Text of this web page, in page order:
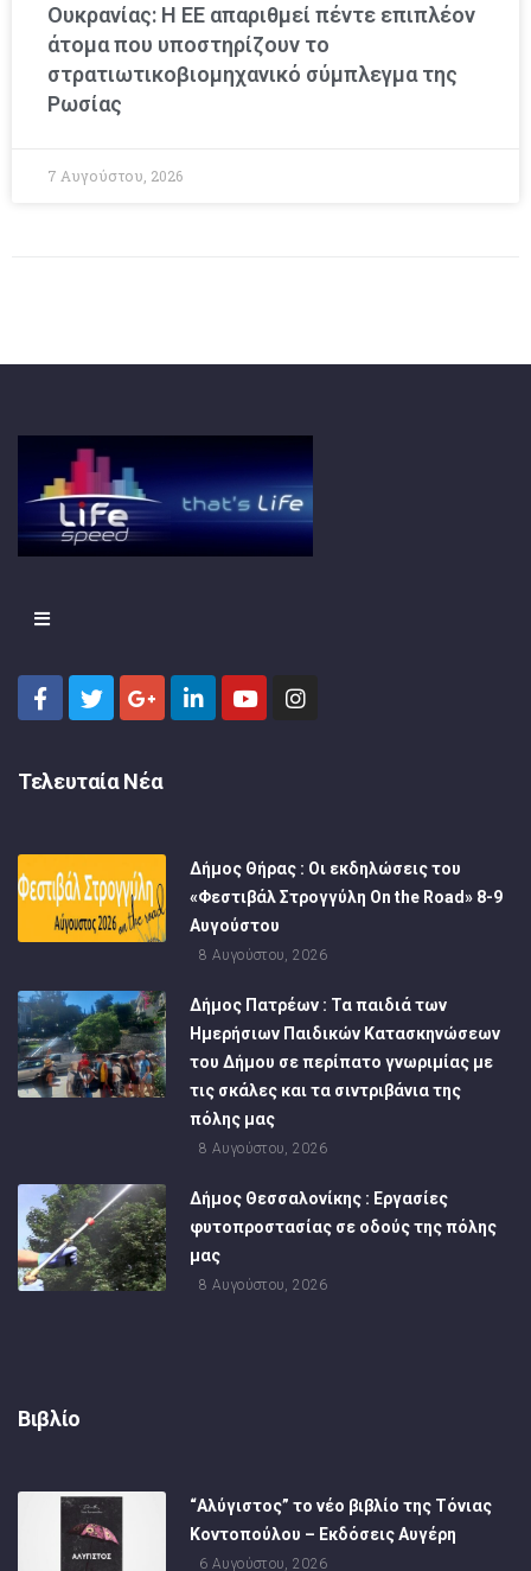
Ουκρανίας: Η ΕΕ απαριθμεί πέντε επιπλέον
άτομα που υποστηρίζουν το
στρατιωτικοβιομηχανικό σύμπλεγμα της
Ρωσίας
7 Αυγούστου, 2026
Τελευταία Νέα
Δήμος Θήρας : Οι εκδηλώσεις του
«Φεστιβάλ Στρογγύλη On the Road» 8-9
Αυγούστου
8 Αυγούστου, 2026
Δήμος Πατρέων : Τα παιδιά των
Ημερήσιων Παιδικών Κατασκηνώσεων
του Δήμου σε περίπατο γνωριμίας με
τις σκάλες και τα σιντριβάνια της
πόλης μας
8 Αυγούστου, 2026
Δήμος Θεσσαλονίκης : Εργασίες
φυτοπροστασίας σε οδούς της πόλης
μας
8 Αυγούστου, 2026
Βιβλίο
“Αλύγιστος” το νέο βιβλίο της Τόνιας
Κοντοπούλου – Εκδόσεις Αυγέρη
6 Αυγούστου, 2026